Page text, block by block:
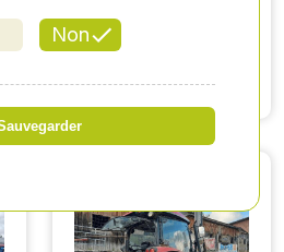
62 000,00 €HT
Voir produit
Non